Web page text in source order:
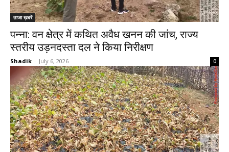
ताजा ख़बरें
पन्ना: वन क्षेत्र में कथित अवैध खनन की जांच, राज्य
स्तरीय उड़नदस्ता दल ने किया निरीक्षण
Shadik - July 6, 2026 0